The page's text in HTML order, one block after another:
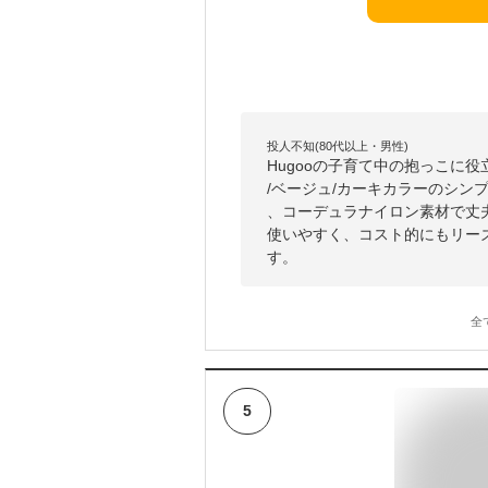
投人不知(80代以上・男性)
Hugooの子育て中の抱っこに
/ベージュ/カーキカラーのシン
、コーデュラナイロン素材で
使いやすく、コスト的にもリ
す。
全
5